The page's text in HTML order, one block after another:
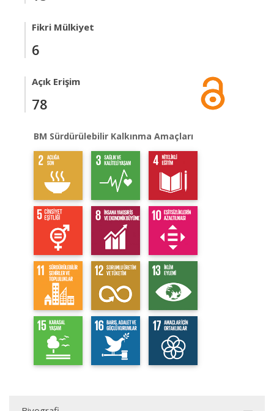
Fikri Mülkiyet
6
Açık Erişim
78
BM Sürdürülebilir Kalkınma Amaçları